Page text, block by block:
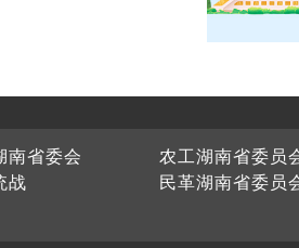
南省委会
农工湖南省委员
战
民革湖南省委员